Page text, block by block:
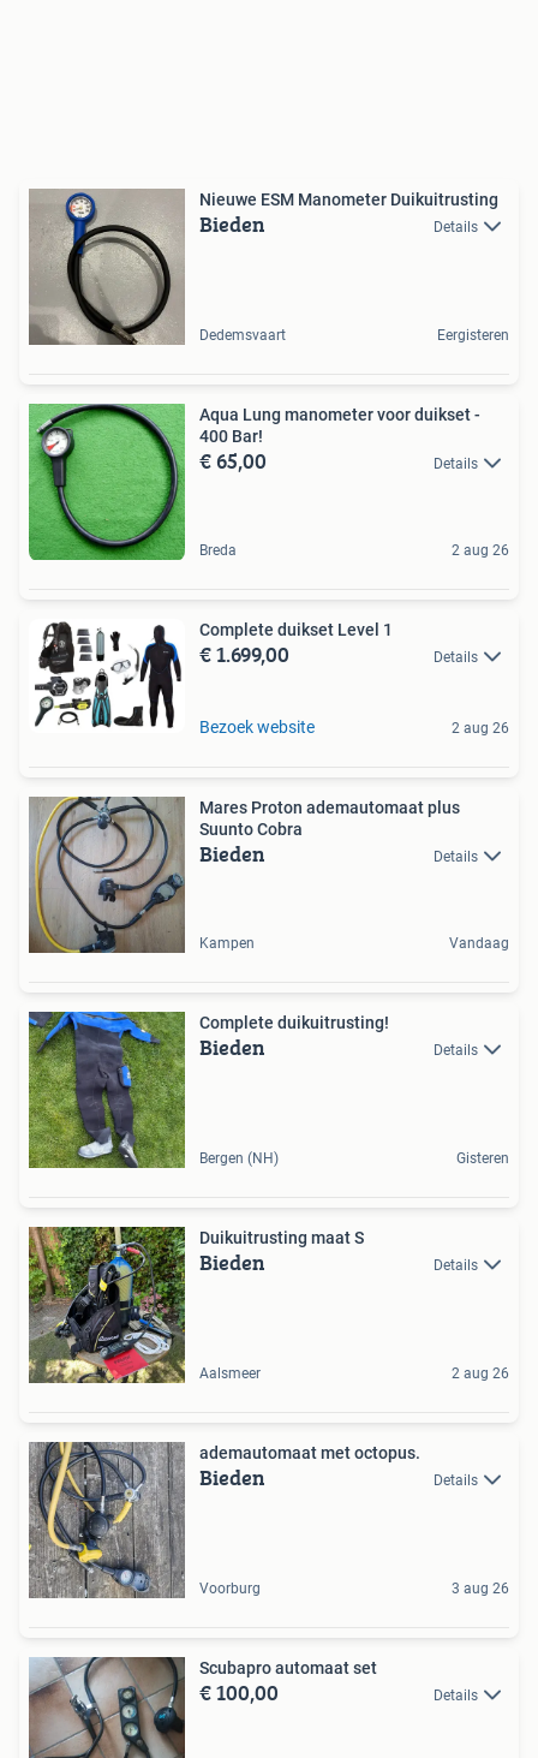
Nieuwe ESM Manometer Duikuitrusting
Bieden Details
Dedemsvaart Eergisteren
Aqua Lung manometer voor duikset -
400 Bar!
€ 65,00 Details
Breda 2 aug 26
Complete duikset Level 1
€ 1.699,00 Details
Bezoek website 2 aug 26
Mares Proton ademautomaat plus
Suunto Cobra
Bieden Details
Kampen Vandaag
Complete duikuitrusting!
Bieden Details
Bergen (NH) Gisteren
Duikuitrusting maat S
Bieden Details
Aalsmeer 2 aug 26
ademautomaat met octopus.
Bieden Details
Voorburg 3 aug 26
Scubapro automaat set
€ 100,00 Details